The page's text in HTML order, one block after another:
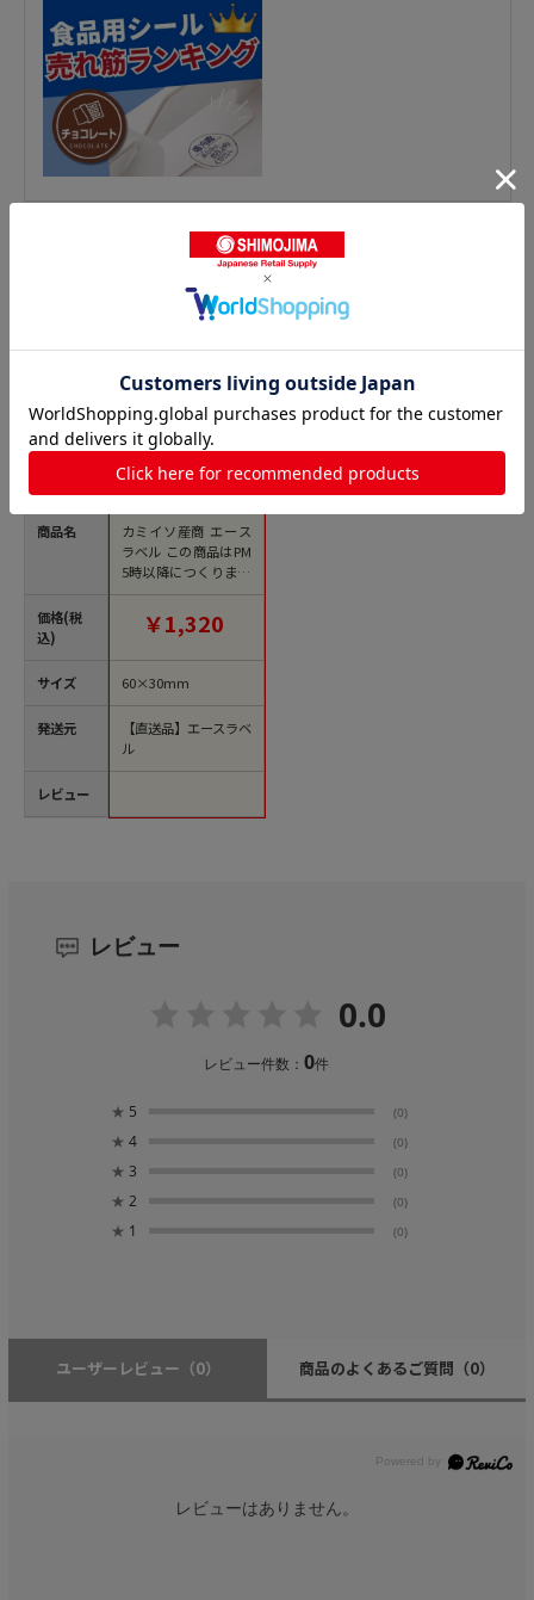
惣菜シールの人気商品との比較
商品名
価格(税
込)
サイズ
発送元
レビュー
カミイソ産商 エース
ラベル この商品はPM
5時以降につくりまし
た M-1081 750枚/袋
【直送品】
￥1,320
60×30mm
【直送品】エースラベ
ル
レビュー
0.0
レビュー件数：0件
★ 5 (0)
★ 4 (0)
★ 3 (0)
★ 2 (0)
★ 1 (0)
ユーザーレビュー （0） 商品のよくあるご質問 （0）
レビューはありません。